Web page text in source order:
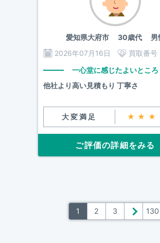
愛知県大府市30歳代 男
2026年07月16日
買取番号
一心堂に感じたよいところ
他社より高い見積もり 丁寧さ
大変満足
ご評価の詳細をみる
1 2 3 ＞ 130